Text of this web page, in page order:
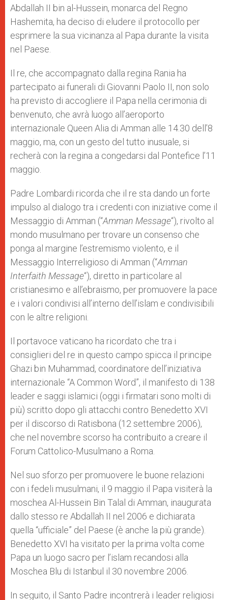
Abdallah II bin al-Hussein, monarca del Regno
Hashemita, ha deciso di eludere il protocollo per
esprimere la sua vicinanza al Papa durante la visita
nel Paese.
Il re, che accompagnato dalla regina Rania ha
partecipato ai funerali di Giovanni Paolo II, non solo
ha previsto di accogliere il Papa nella cerimonia di
benvenuto, che avrà luogo all’aeroporto
internazionale Queen Alia di Amman alle 14.30 dell’8
maggio, ma, con un gesto del tutto inusuale, si
recherà con la regina a congedarsi dal Pontefice l’11
maggio.
Padre Lombardi ricorda che il re sta dando un forte
impulso al dialogo tra i credenti con iniziative come il
Messaggio di Amman (“Amman Message“), rivolto al
mondo musulmano per trovare un consenso che
ponga al margine l’estremismo violento, e il
Messaggio Interreligioso di Amman (“Amman
Interfaith Message“), diretto in particolare al
cristianesimo e all’ebraismo, per promuovere la pace
e i valori condivisi all’interno dell’islam e condivisibili
con le altre religioni.
Il portavoce vaticano ha ricordato che tra i
consiglieri del re in questo campo spicca il principe
Ghazi bin Muhammad, coordinatore dell’iniziativa
internazionale “A Common Word”, il manifesto di 138
leader e saggi islamici (oggi i firmatari sono molti di
più) scritto dopo gli attacchi contro Benedetto XVI
per il discorso di Ratisbona (12 settembre 2006),
che nel novembre scorso ha contribuito a creare il
Forum Cattolico-Musulmano a Roma.
Nel suo sforzo per promuovere le buone relazioni
con i fedeli musulmani, il 9 maggio il Papa visiterà la
moschea Al-Hussein Bin Talal di Amman, inaugurata
dallo stesso re Abdallah II nel 2006 e dichiarata
quella “ufficiale” del Paese (è anche la più grande).
Benedetto XVI ha visitato per la prima volta come
Papa un luogo sacro per l’islam recandosi alla
Moschea Blu di Istanbul il 30 novembre 2006.
In seguito, il Santo Padre incontrerà i leader religiosi